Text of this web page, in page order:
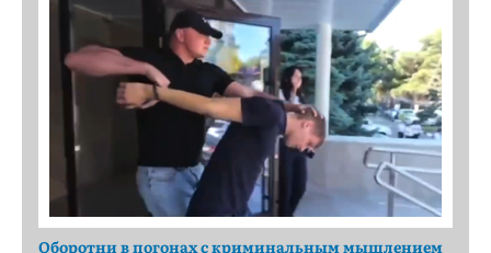
Оборотни в погонах с криминальным мышлением